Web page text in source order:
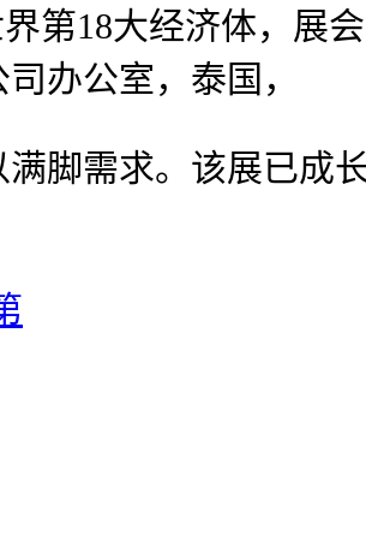
第18大经济体，展会
办公室，泰国，
脚需求。该展已成